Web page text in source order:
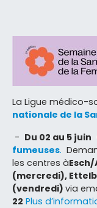
La Ligue médico-
nationale de la
- Du 02 au 5 juin
fumeuses.
les centres à
(mercredi),
(vendredi) via
22 Plus